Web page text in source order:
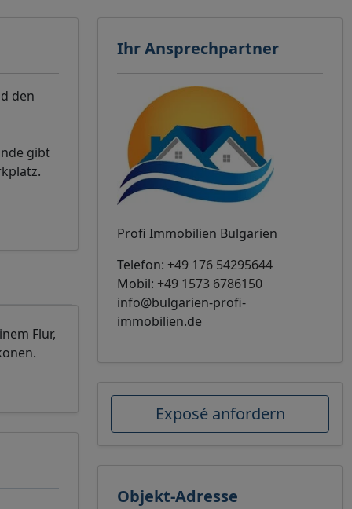
den
gibt
Flur,
Ihr Ansprechpartner
Profi Immobilien Bulgarien
Telefon: +49 176 54295644
Mobil: +49 1573 6786150
info@bulgarien-profi-
immobilien.de
Exposé anfordern
Objekt-Adresse